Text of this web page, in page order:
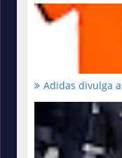
Adidas divulga